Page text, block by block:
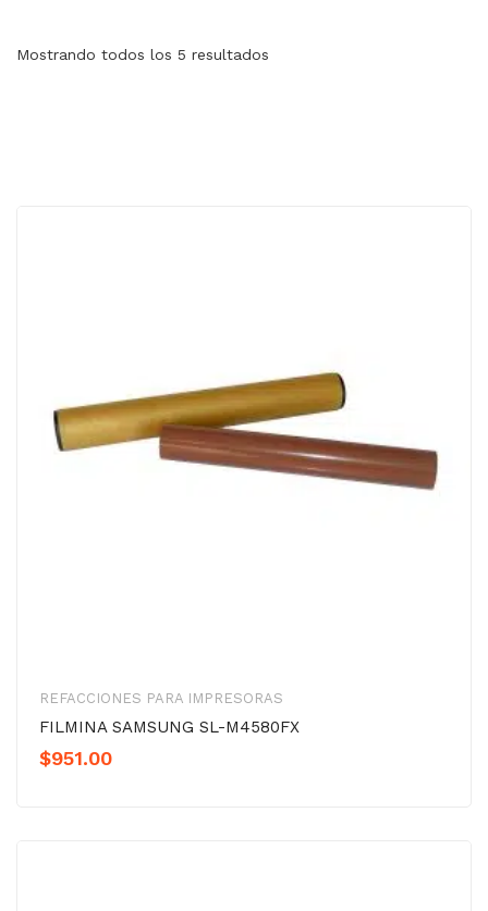
Mostrando todos los 5 resultados
REFACCIONES PARA IMPRESORAS
FILMINA SAMSUNG SL-M4580FX
$951.00